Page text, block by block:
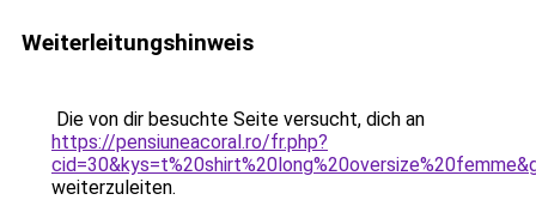
Weiterleitungshinweis
Die von dir besuchte Seite versucht, dich an
https://pensiuneacoral.ro/fr.php?
weiterzuleiten.